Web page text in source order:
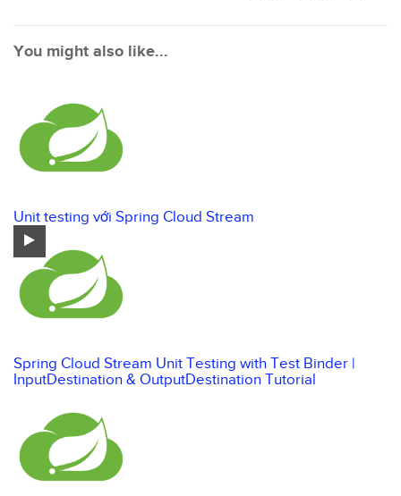
You might also like...
Unit testing với Spring Cloud Stream
Spring Cloud Stream Unit Testing with Test Binder |
InputDestination & OutputDestination Tutorial